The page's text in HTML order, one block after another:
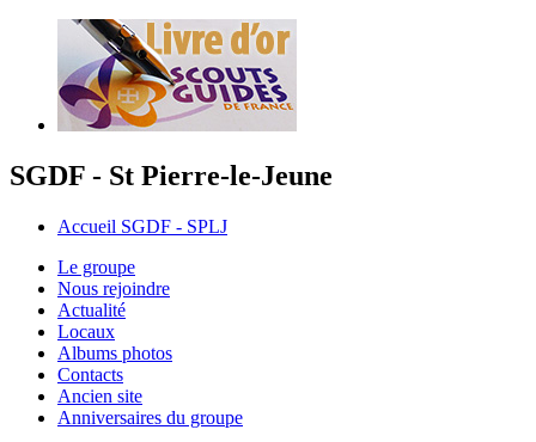
SGDF - St Pierre-le-Jeune
Accueil SGDF - SPLJ
Le groupe
Nous rejoindre
Actualité
Locaux
Albums photos
Contacts
Ancien site
Anniversaires du groupe